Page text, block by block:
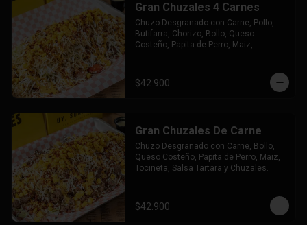
Gran Chuzales 4 Carnes
Chuzo Desgranado con Carne, Pollo,
Butifarra, Chorizo, Bollo, Queso
Costeño, Papita de Perro, Maiz,
$42.900
Gran Chuzales De Carne
Chuzo Desgranado con Carne, Bollo,
Queso Costeño, Papita de Perro, Maiz,
Tocineta, Salsa Tartara y Chuzales.
$42.900